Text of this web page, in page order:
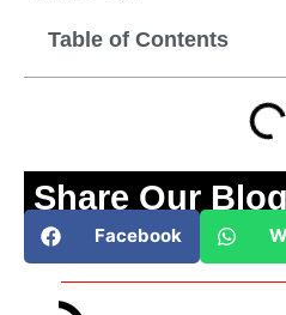
Table of Contents
Share Our
Facebook